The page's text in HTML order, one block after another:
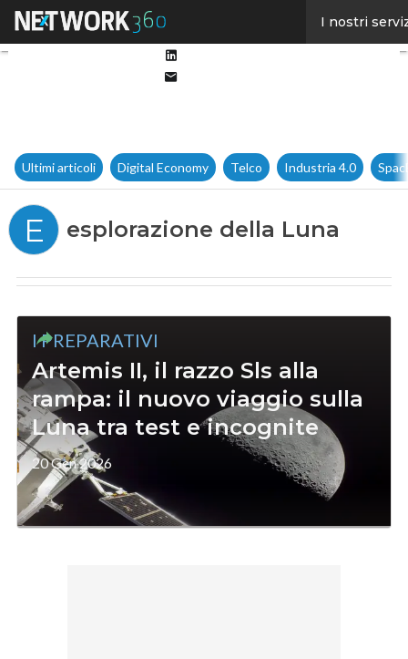
I nostri
Ultimi articoli Digital Economy Telco Industria 4.0
E esplorazione della Luna
I PREPARATIVI
Artemis II, il razzo Sls alla
rampa: il nuovo viaggio sulla
Luna tra test e incognite
20 Gen 2026